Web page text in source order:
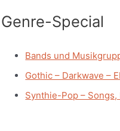
Genre-Special
Bands und
Gothic – Darkwave –
Synthie-Pop –